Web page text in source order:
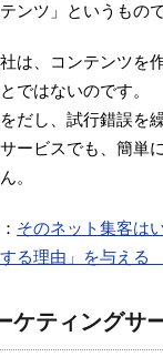
ンツ」というもので
は、コンテンツを
ではないのです。
だし、試行錯誤を
ービスでも、簡単
。
そのネット集客は
る理由」を与える
ケティングサ